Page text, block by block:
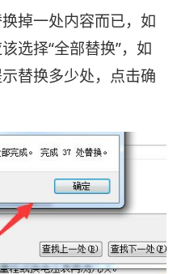
掉一处内容而已，如
选择“全部替换”，如
替换多少处，点击确